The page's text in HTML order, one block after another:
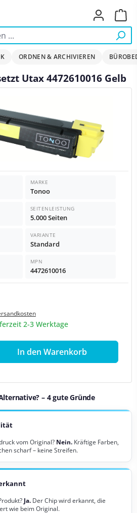
ORDNEN & ARCHIVIEREN
Utax 4472610016 Gelb
MARKE
Tonoo
SEITENLEISTUNG
5.000 Seiten
VARIANTE
Standard
MPN
4472610016
2-3 Werktage
Gib den
In den Warenkorb
– 4 gute Gründe
vom Original? Nein. Kräftige Farben,
scharf – keine Streifen.
Ja. Der Chip wird erkannt, die
wie beim Original.